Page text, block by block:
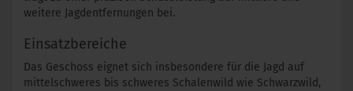
weitere Jagdentfernungen bei.
Einsatzbereiche
Das Geschoss eignet sich insbesondere für die Jagd auf
mittelschweres bis schweres Schalenwild wie Schwarzwild,